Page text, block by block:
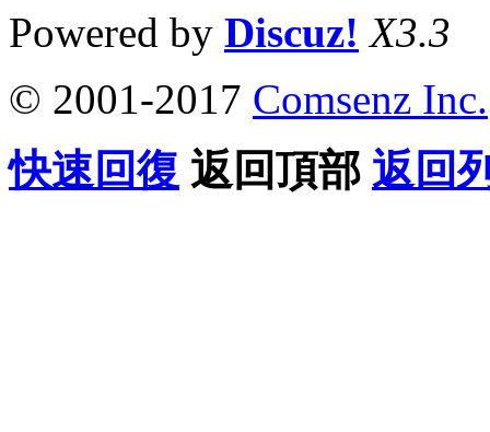
Powered by Discuz! X3.3
© 2001-2017 Comsenz Inc.
快速回復 返回頂部 返回